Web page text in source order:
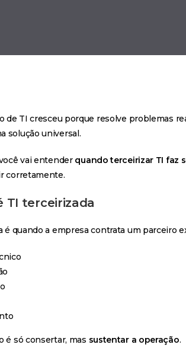
de TI cresceu porque resolve problemas
solução universal.
vai entender quando terceirizar TI faz
corretamente.
TI terceirizada
é quando a empresa contrata um parceiro
é só consertar, mas sustentar a operação.